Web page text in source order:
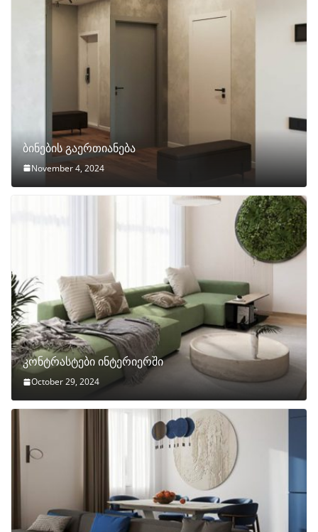
ბინების გაერთიანება
November 4, 2024
კონტრასტები ინტერიერში
October 29, 2024